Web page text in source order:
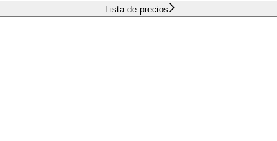
Lista de precios